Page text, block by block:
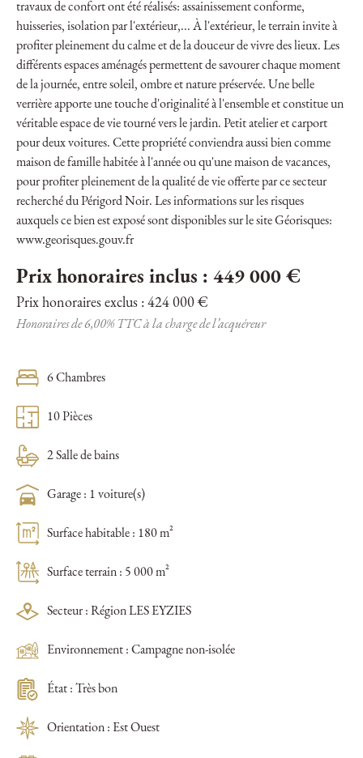
travaux de confort ont été réalisés: assainissement conforme,
huisseries, isolation par l'extérieur,... À l'extérieur, le terrain invite à
profiter pleinement du calme et de la douceur de vivre des lieux. Les
différents espaces aménagés permettent de savourer chaque moment
de la journée, entre soleil, ombre et nature préservée. Une belle
verrière apporte une touche d'originalité à l'ensemble et constitue un
véritable espace de vie tourné vers le jardin. Petit atelier et carport
pour deux voitures. Cette propriété conviendra aussi bien comme
maison de famille habitée à l'année ou qu'une maison de vacances,
pour profiter pleinement de la qualité de vie offerte par ce secteur
recherché du Périgord Noir. Les informations sur les risques
auxquels ce bien est exposé sont disponibles sur le site Géorisques:
www.georisques.gouv.fr
Prix honoraires inclus : 449 000 €
Prix honoraires exclus : 424 000 €
Honoraires de 6,00% TTC à la charge de l’acquéreur
6 Chambres
10 Pièces
2 Salle de bains
Garage : 1 voiture(s)
Surface habitable : 180 m²
Surface terrain : 5 000 m²
Secteur : Région LES EYZIES
Environnement : Campagne non-isolée
État : Très bon
Orientation : Est Ouest